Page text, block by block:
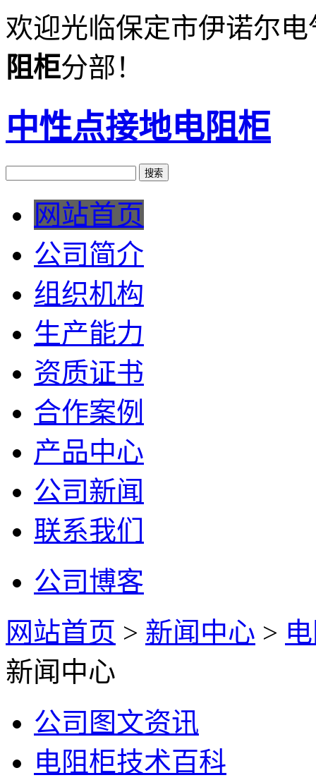
欢迎光临保定市伊诺尔
阻柜分部！
中性点接地电阻柜
网站首页
公司简介
组织机构
生产能力
资质证书
合作案例
产品中心
公司新闻
联系我们
公司博客
网站首页 > 新闻中心 >
新闻中心
公司图文资讯
电阻柜技术百科